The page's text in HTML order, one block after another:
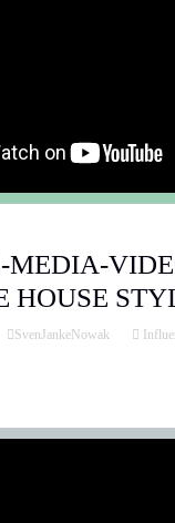
MEDIA-
HOUSE
SvenJankeNowak